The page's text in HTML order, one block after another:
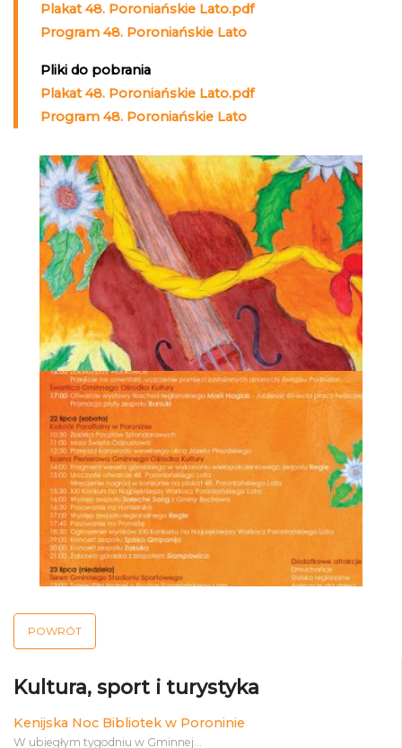
Kultura, sport i turystyka
Kenijska Noc Bibliotek w Poroninie
W ubiegłym tygodniu w Gminnej...
Plakat 48. Poroniańskie Lato.pdf
Program 48. Poroniańskie Lato
Pliki do pobrania
Plakat 48. Poroniańskie Lato.pdf
Program 48. Poroniańskie Lato
POWRÓT